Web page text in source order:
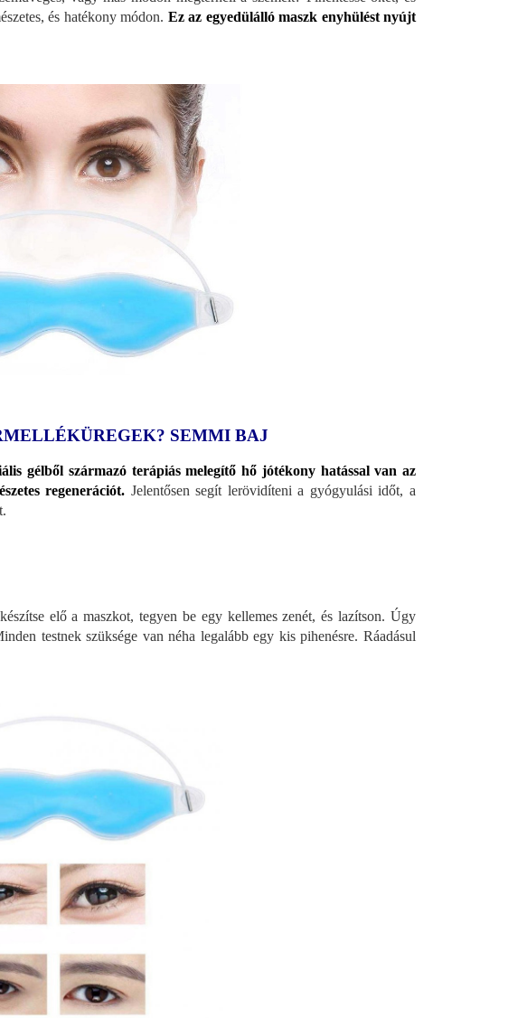
és hatékony módon. Ez az egyedülálló maszk enyhülést nyújt
SEMMI BAJ
gélből származó terápiás melegítő hő jótékony hatással van az
regenerációt. Jelentősen segít lerövidíteni a gyógyulási időt, a
elő a maszkot, tegyen be egy kellemes zenét, és lazítson. Úgy
testnek szüksége van néha legalább egy kis pihenésre. Ráadásul